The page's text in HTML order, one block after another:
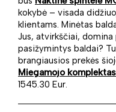
kokybė – visada
klientams. Minėtas
Jus, atvirkščiai, domina
pasižymintys baldai?
brangiausios prekės
Miegamojo komplektas
1545.30 Eur.